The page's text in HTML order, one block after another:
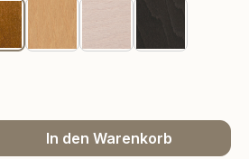
Eiche
Gib den gewünschten
In den Warenkorb